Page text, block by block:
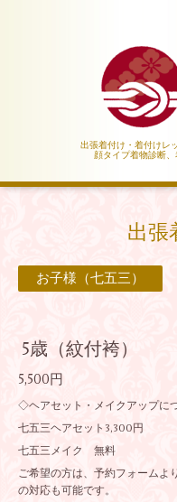
出張着付け・着付けレ
顔タイプ着物診断、
出張
お子様（七五三）
5歳（紋付袴）
5,500円
◇ヘアセット・メイクアップに
七五三ヘアセット3,300円
七五三メイク 無料
ご希望の方は、予約フォームよ
の対応も可能です。